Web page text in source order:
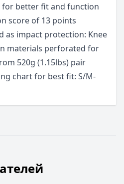
for better fit and function
score of 13 points
as impact protection: Knee
materials perforated for
520g (1.15lbs) pair
chart for best fit: S/M-